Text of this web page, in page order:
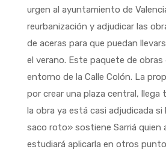
urgen al ayuntamiento de
reurbanización y adjudicar las
de aceras para que puedan
el verano. Este paquete de obras
entorno de la Calle Colón. La
por crear una plaza central, llega
la obra ya está casi adjudicada si
saco roto» sostiene Sarriá quien
estudiará aplicarla en otros